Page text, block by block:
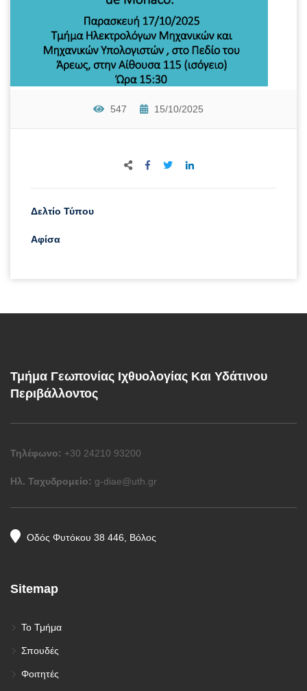
547 15/10/2025
Δελτίο Τύπου
Αφίσα
Τμήμα Γεωπονίας Ιχθυολογίας Και Υδάτινου
Περιβάλλοντος
Τηλέφωνο: +30 24210 93200
Ηλ. Ταχυδρομείο: g-diae@uth.gr
Οδός Φυτόκου 38 446, Βόλος
Sitemap
Το Τμήμα
Σπουδές
Φοιτητές